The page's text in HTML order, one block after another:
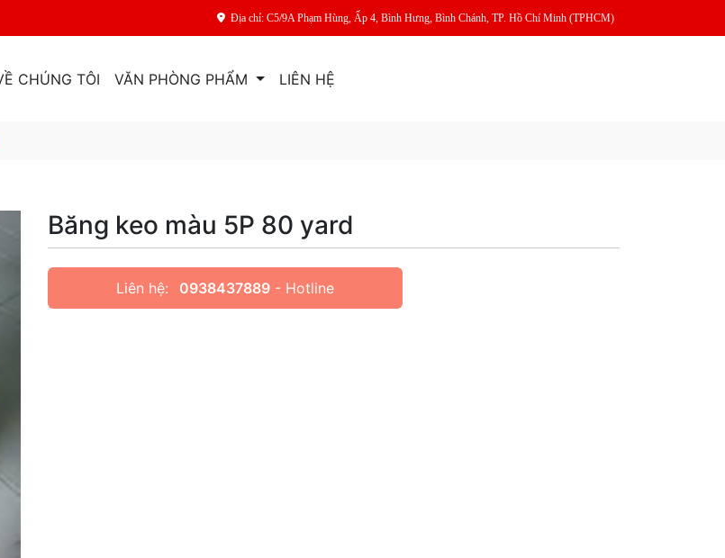
Địa chỉ: C5/9A Phạm Hùng, Ấp 4, Bình Hưng, Bình Chánh, TP. Hồ Chí Minh (TPHCM)
CHÚNG TÔI VĂN PHÒNG PHẨM LIÊN HỆ
Băng keo màu 5P 80 yard
Liên hệ: 0938437889- Hotline